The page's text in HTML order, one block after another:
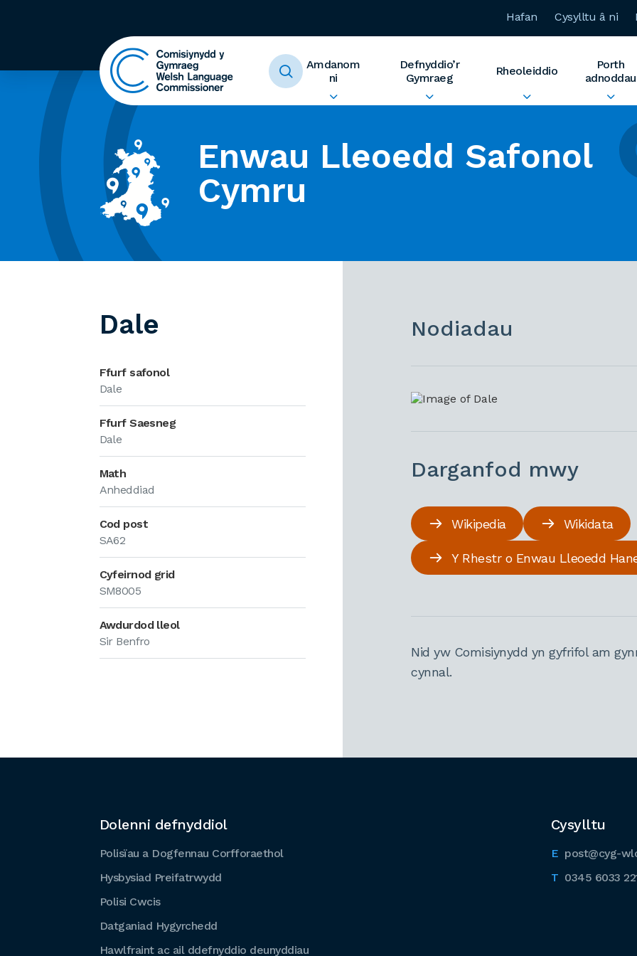
Hafan Cysylltu â ni
Amdanom
ni
Defnyddio’r
Gymraeg
Rheoleiddio
Porth
adnoddau
Enwau Lleoedd Safonol
Cymru
Dale
Ffurf safonol
Dale
Ffurf Saesneg
Dale
Math
Anheddiad
Cod post
SA62
Cyfeirnod grid
SM8005
Awdurdod lleol
Sir Benfro
Nodiadau
Darganfod mwy
Wikipedia Wikidata
Y Rhestr o Enwau Lleoedd
Nid yw Comisiynydd yn gyfrifol am
cynnal.
Cysylltu
post@cyg-
0345 6033
Dolenni defnyddiol
Polisïau a Dogfennau Corfforaethol
Hysbysiad Preifatrwydd
Polisi Cwcis
Datganiad Hygyrchedd
Hawlfraint ac ail ddefnyddio deunyddiau